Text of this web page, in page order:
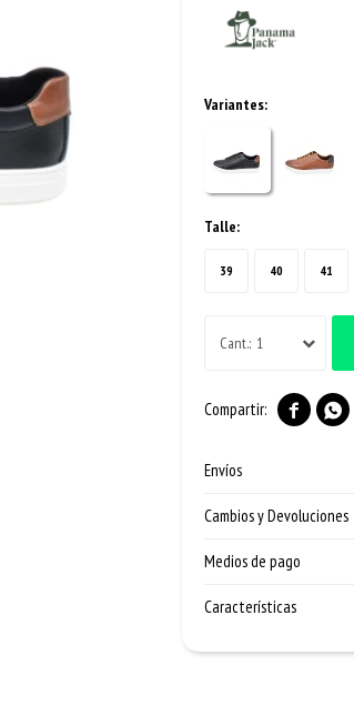
Variantes:
Talle:
39 40 41
1
 
Envíos
Cambios y Devoluciones
Medios de pago
Características